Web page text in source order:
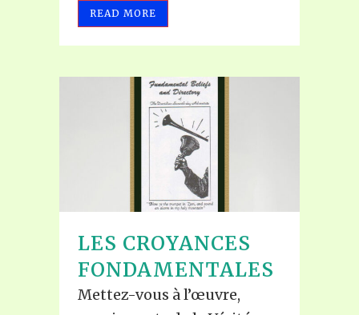
READ MORE
LES CROYANCES
FONDAMENTALES
Mettez-vous à l’œuvre,